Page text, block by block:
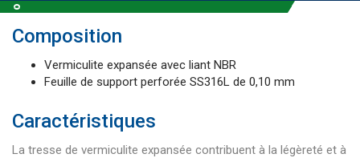
Composition
Vermiculite expansée avec liant NBR
Feuille de support perforée SS316L de 0,10 mm
Caractéristiques
La tresse de vermiculite expansée contribuent à la légèreté et à